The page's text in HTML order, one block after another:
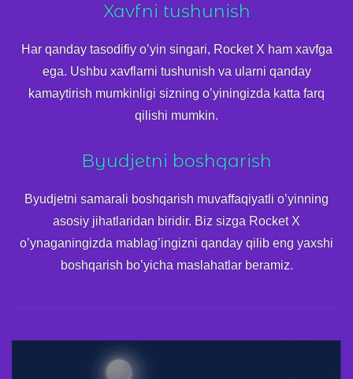
Xavfni tushunish
Har qanday tasodifiy o’yin singari, Rocket X ham xavfga
ega. Ushbu xavflarni tushunish va ularni qanday
kamaytirish mumkinligi sizning o’yiningizda katta farq
qilishi mumkin.
Byudjetni boshqarish
Byudjetni samarali boshqarish muvaffaqiyatli o’yinning
asosiy jihatlaridan biridir. Biz sizga Rocket X
o’ynaganingizda mablag’ingizni qanday qilib eng yaxshi
boshqarish bo’yicha maslahatlar beramiz.